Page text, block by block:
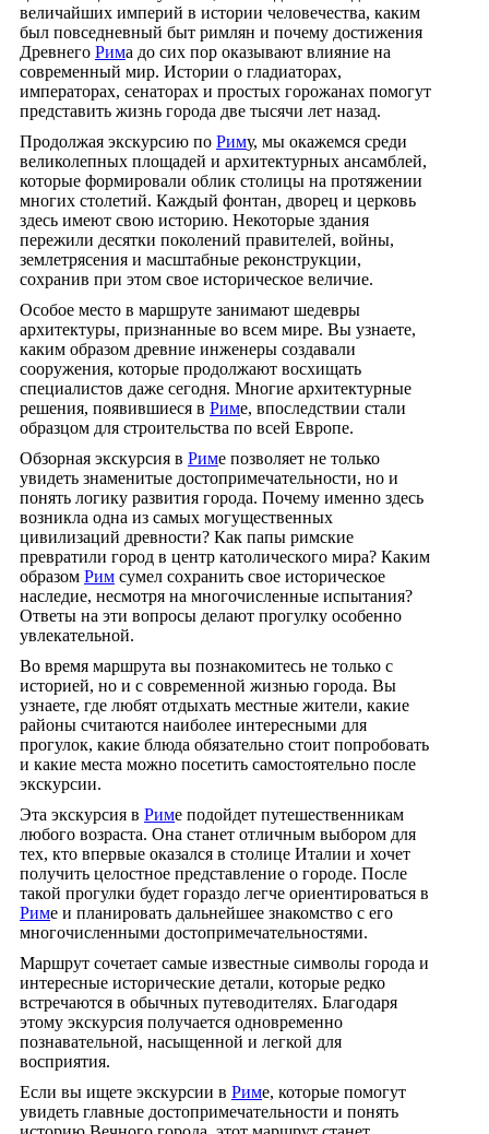
величайших империй в истории человечества, каким
был повседневный быт римлян и почему достижения
Древнего Рима до сих пор оказывают влияние на
современный мир. Истории о гладиаторах,
императорах, сенаторах и простых горожанах помогут
представить жизнь города две тысячи лет назад.
Продолжая экскурсию по Риму, мы окажемся среди
великолепных площадей и архитектурных ансамблей,
которые формировали облик столицы на протяжении
многих столетий. Каждый фонтан, дворец и церковь
здесь имеют свою историю. Некоторые здания
пережили десятки поколений правителей, войны,
землетрясения и масштабные реконструкции,
сохранив при этом свое историческое величие.
Особое место в маршруте занимают шедевры
архитектуры, признанные во всем мире. Вы узнаете,
каким образом древние инженеры создавали
сооружения, которые продолжают восхищать
специалистов даже сегодня. Многие архитектурные
решения, появившиеся в Риме, впоследствии стали
образцом для строительства по всей Европе.
Обзорная экскурсия в Риме позволяет не только
увидеть знаменитые достопримечательности, но и
понять логику развития города. Почему именно здесь
возникла одна из самых могущественных
цивилизаций древности? Как папы римские
превратили город в центр католического мира? Каким
образом Рим сумел сохранить свое историческое
наследие, несмотря на многочисленные испытания?
Ответы на эти вопросы делают прогулку особенно
увлекательной.
Во время маршрута вы познакомитесь не только с
историей, но и с современной жизнью города. Вы
узнаете, где любят отдыхать местные жители, какие
районы считаются наиболее интересными для
прогулок, какие блюда обязательно стоит попробовать
и какие места можно посетить самостоятельно после
экскурсии.
Эта экскурсия в Риме подойдет путешественникам
любого возраста. Она станет отличным выбором для
тех, кто впервые оказался в столице Италии и хочет
получить целостное представление о городе. После
такой прогулки будет гораздо легче ориентироваться в
Риме и планировать дальнейшее знакомство с его
многочисленными достопримечательностями.
Маршрут сочетает самые известные символы города и
интересные исторические детали, которые редко
встречаются в обычных путеводителях. Благодаря
этому экскурсия получается одновременно
познавательной, насыщенной и легкой для
восприятия.
Если вы ищете экскурсии в Риме, которые помогут
увидеть главные достопримечательности и понять